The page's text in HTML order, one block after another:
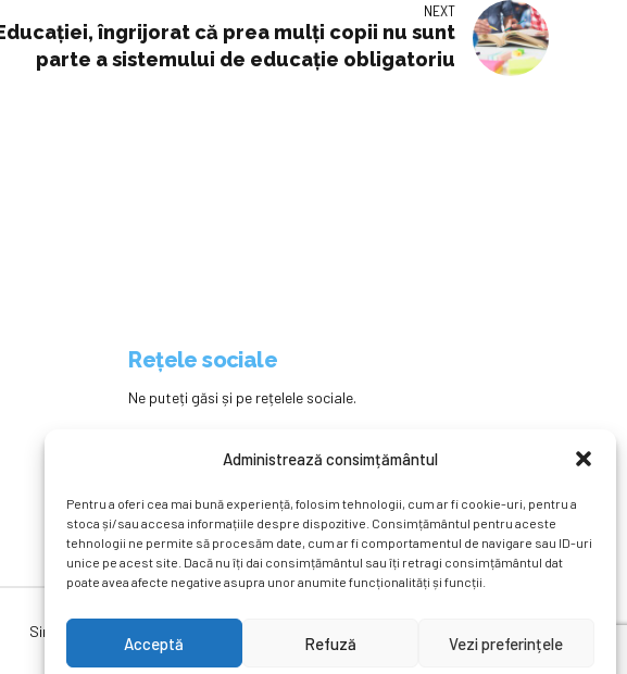
Administrează consimțământul
Pentru a oferi cea mai bună experiență, folosim tehnologii, cum ar fi cookie-uri, pentru a
stoca și/sau accesa informațiile despre dispozitive. Consimțământul pentru aceste
tehnologii ne permite să procesăm date, cum ar fi comportamentul de navigare sau ID-uri
unice pe acest site. Dacă nu îți dai consimțământul sau îți retragi consimțământul dat
poate avea afecte negative asupra unor anumite funcționalități și funcții.
Acceptă Refuză Vezi preferințele
NEXT
îngrijorat că prea mulți copii nu sunt
parte a sistemului de educație obligatoriu
Rețele sociale
Ne puteți găsi și pe rețelele sociale.
Simpozion Internațional